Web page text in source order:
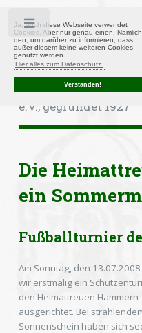
Ja, auch diese Webseite verwendet
Cookies. Aber nur genau einen. Nämlich
den, um darüber zu informieren, dass
außer diesem keine weiteren Cookies
genutzt werden.
Hier alles zum Datenschutz.
Verstanden!
Kompanie
Sebastianus-
e.V., gegründet 1927
Die
ein
Fußballturnier
Am Sonntag, den
wir erstmalig ein
den Heimattreuen Hammern
ausgerichtet. Bei
Sonnenschein haben sich
Toggle